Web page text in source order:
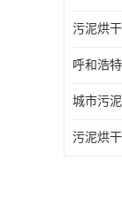
呼和浩
城市污